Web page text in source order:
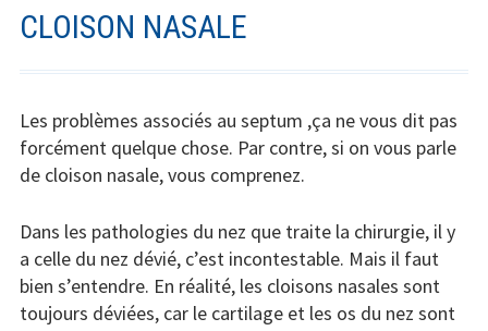
CLOISON NASALE
Les problèmes associés au septum ,ça ne vous dit pas
forcément quelque chose. Par contre, si on vous parle
de cloison nasale, vous comprenez.
Dans les pathologies du nez que traite la chirurgie, il y
a celle du nez dévié, c’est incontestable. Mais il faut
bien s’entendre. En réalité, les cloisons nasales sont
toujours déviées, car le cartilage et les os du nez sont